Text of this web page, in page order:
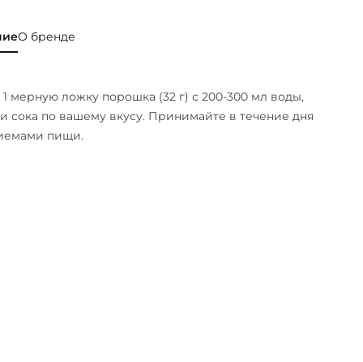
О бренде
мерную ложку порошка (32 г) с 200-300 мл воды,
сока по вашему вкусу. Принимайте в течение дня
пищи.